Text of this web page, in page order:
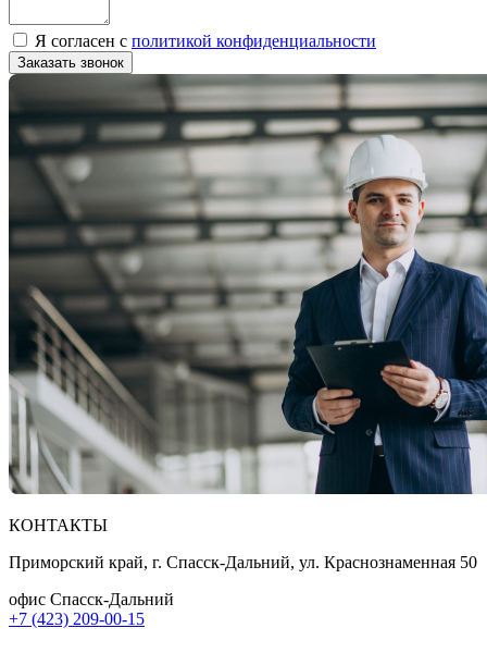
Я согласен с политикой конфиденциальности
Заказать звонок
КОНТАКТЫ
Приморский край, г. Спасск-Дальний, ул. Краснознаменная 50
офис Спасск-Дальний
+7 (423) 209-00-15